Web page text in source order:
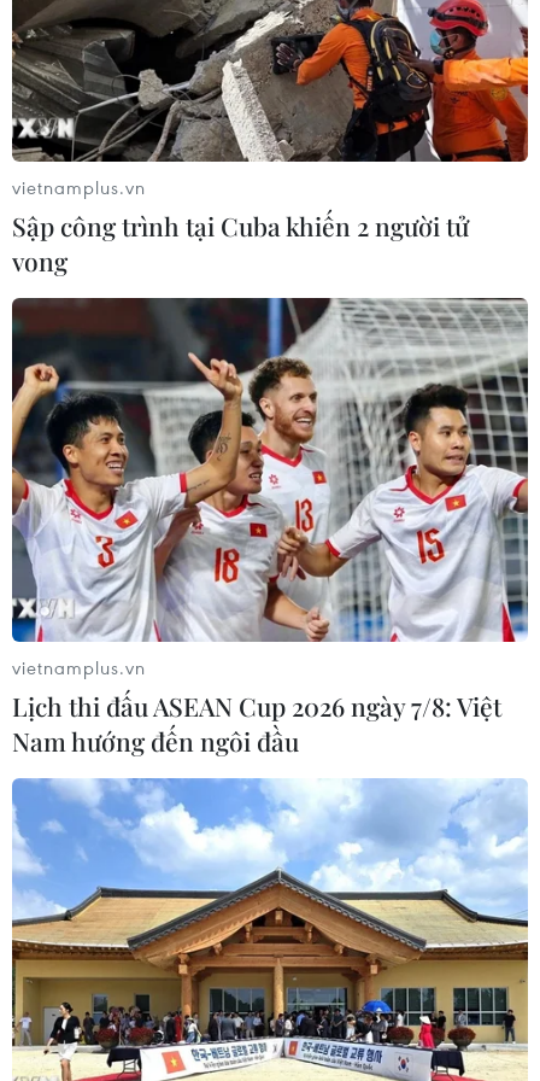
#Báo Tin tức #Đồng hành cùng vùng khó
#Thanh Hóa
#Bá Thước
#Huyện miền núi
#Phụ nữ nghèo
Thanh Hóa
Theo dõi VietnamPlus
TIN LIÊN QUAN
vietnamplus.vn
Sập công trình tại Cuba khiến 2 người tử
vong
vietnamplus.vn
Lịch thi đấu ASEAN Cup 2026 ngày 7/8: Việt
Nam hướng đến ngôi đầu